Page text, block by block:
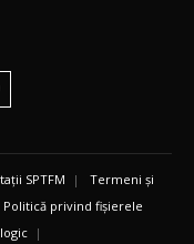
SPTFM | Termeni și
Politică privind fișierele
|